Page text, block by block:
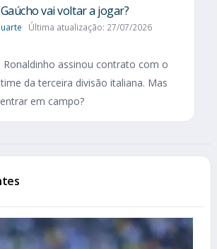
vai voltar a jogar?
Última atualização: 27/07/2026
Ronaldinho assinou contrato com o
time da terceira divisão italiana. Mas
em campo?